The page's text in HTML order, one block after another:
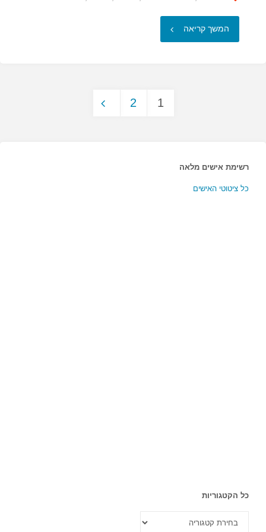
המשך קריאה "ישנם
1
2
רשימת אישים מלאה
כל ציטוטי האישים
כל הקטגוריות
הקטגוריות